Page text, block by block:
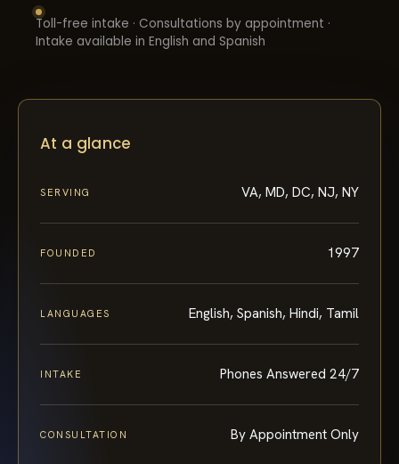
Toll-free intake · Consultations by appointment ·
Intake available in English and Spanish
At a glance
SERVING VA, MD, DC, NJ, NY
FOUNDED 1997
LANGUAGES English, Spanish, Hindi, Tamil
INTAKE Phones Answered 24/7
CONSULTATION By Appointment Only